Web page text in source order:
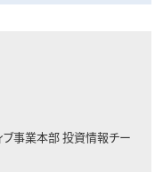
ブ事業本部 投資情報チー